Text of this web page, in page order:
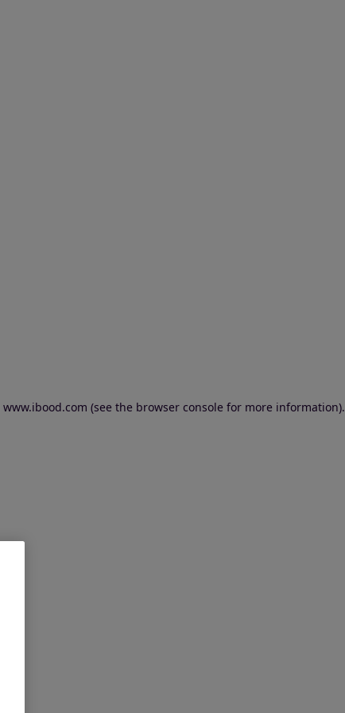
www.ibood.com (see the browser console for more information).